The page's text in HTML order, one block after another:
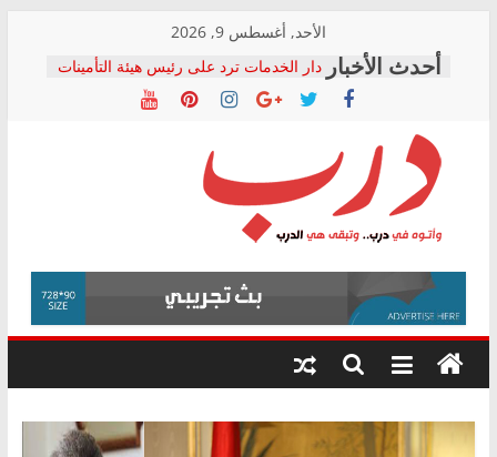
content
الأحد, أغسطس 9, 2026
المجلس القومي لحقوق الإنسان يعلن
متابعة قضية الدكتور محمد زهران.. ويؤكد:
قرينة البراءة وضمانات المحاكمة العادلة
حق أصيل
بعد مؤتمره الصحفي: إنكار الأزمة لا ينهي
معاناة أصحاب المعاشات.. ونطالب بكشف
الشركة المنفذة
فرحات سليمان يكتب: القطاع الصحي إلى
أين؟
في الصحة” بالإسكندرية لرصد الانتهاكات
ودعم المرضى
صور .. اعتماد الرسومات النهائية للقرار
الوزاري لمدينة الصحفيين.. وانتهاء أعمال
إنشاء المبنى الإداري
درب
وأتوه
درب..
وتبقى
هي